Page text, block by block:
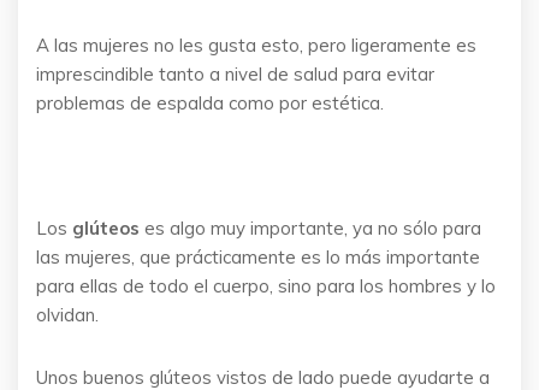
A las mujeres no les gusta esto, pero ligeramente es
imprescindible tanto a nivel de salud para evitar
problemas de espalda como por estética.
Los glúteos es algo muy importante, ya no sólo para
las mujeres, que prácticamente es lo más importante
para ellas de todo el cuerpo, sino para los hombres y lo
olvidan.
Unos buenos glúteos vistos de lado puede ayudarte a